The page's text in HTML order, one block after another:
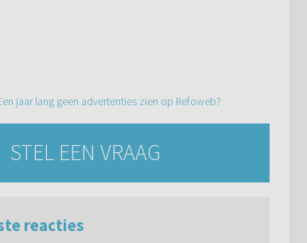
jaar lang geen advertenties zien op Refoweb?
STEL EEN VRAAG
reacties